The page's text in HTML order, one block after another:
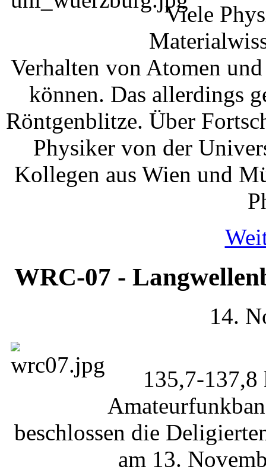
Viele
Verhalten von Atomen
können. Das allerdings
Röntgenblitze. Über
Physiker von der
Kollegen aus Wien und
WRC-07 -
14.
135,7-
beschlossen die
am 13.